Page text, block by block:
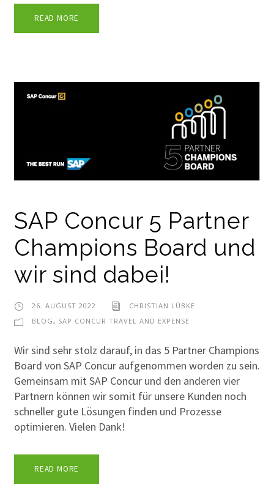
READ MORE
SAP Concur 5 Partner
Champions Board und
wir sind dabei!
26. AUGUST 2022
CHRISTIAN LÜBKE
BLOG, SAP CONCUR TRAVEL AND EXPENSE
Wir sind sehr stolz darauf, in das 5 Partner Champions
Board von SAP Concur aufgenommen worden zu sein.
Gemeinsam mit SAP Concur und den anderen vier
Partnern können wir somit für unsere Kunden noch
schneller gute Lösungen finden und Prozesse
optimieren. Vielen Dank!
READ MORE